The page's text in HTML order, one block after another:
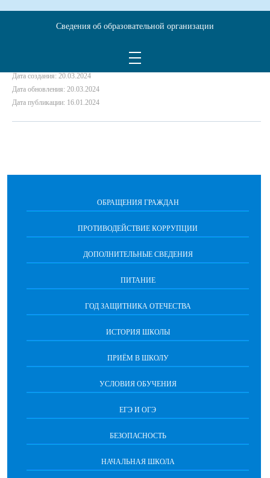
Дата создания: 20.03.2024
Дата обновления: 20.03.2024
Дата публикации: 16.01.2024
ОБРАЩЕНИЯ ГРАЖДАН
ПРОТИВОДЕЙСТВИЕ КОРРУПЦИИ
ДОПОЛНИТЕЛЬНЫЕ СВЕДЕНИЯ
ПИТАНИЕ
ГОД ЗАЩИТНИКА ОТЕЧЕСТВА
ИСТОРИЯ ШКОЛЫ
ПРИЁМ В ШКОЛУ
УСЛОВИЯ ОБУЧЕНИЯ
ЕГЭ И ОГЭ
БЕЗОПАСНОСТЬ
НАЧАЛЬНАЯ ШКОЛА
Сведения об образовательной организации